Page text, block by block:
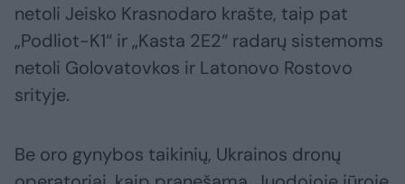
netoli Jeisko Krasnodaro krašte, taip pat
„Podliot-K1“ ir „Kasta 2E2“ radarų sistemoms
netoli Golovatovkos ir Latonovo Rostovo
srityje.
Be oro gynybos taikinių, Ukrainos dronų